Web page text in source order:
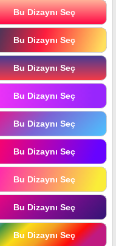
Bu Dizaynı Seç
Bu Dizaynı Seç
Bu Dizaynı Seç
Bu Dizaynı Seç
Bu Dizaynı Seç
Bu Dizaynı Seç
Bu Dizaynı Seç
Bu Dizaynı Seç
Bu Dizaynı Seç